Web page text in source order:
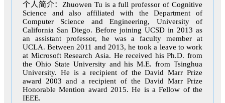
个人简介：Zhuowen Tu is a full professor of Cognitive
Science and also affiliated with the Department of
Computer Science and Engineering, University of
California San Diego. Before joining UCSD in 2013 as
an assistant professor, he was a faculty member at
UCLA. Between 2011 and 2013, he took a leave to work
at Microsoft Research Asia. He received his Ph.D. from
the Ohio State University and his M.E. from Tsinghua
University. He is a recipient of the David Marr Prize
award 2003 and a recipient of the David Marr Prize
Honorable Mention award 2015. He is a Fellow of the
IEEE.